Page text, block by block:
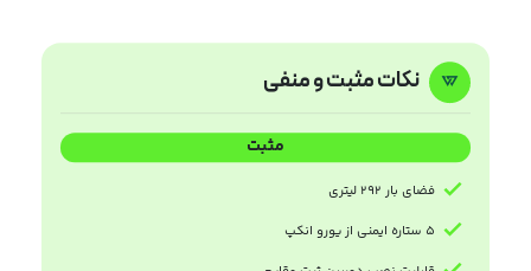
نکات مثبت و منفی
مثبت
فضای بار 292 لیتری
5 ستاره ایمنی از یورو انکپ